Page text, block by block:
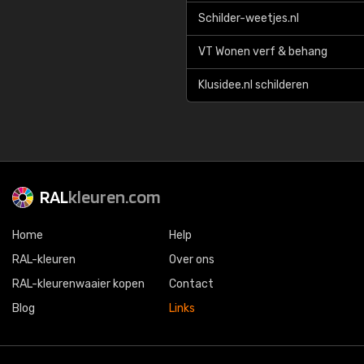
Schilder-weetjes.nl
VT Wonen verf & behang
Klusidee.nl schilderen
RALkleuren.com
Home
RAL-kleuren
RAL-kleurenwaaier kopen
Blog
Help
Over ons
Contact
Links